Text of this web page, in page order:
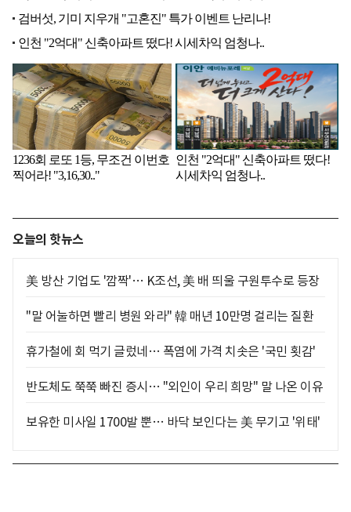
오늘의 핫뉴스
美 방산 기업도 '깜짝'… K조선, 美 배 띄울 구원투수로 등장
"말 어눌하면 빨리 병원 와라" 韓 매년 10만명 걸리는 질환
휴가철에 회 먹기 글렀네… 폭염에 가격 치솟은 '국민 횟감'
반도체도 쭉쭉 빠진 증시… "외인이 우리 희망" 말 나온 이유
보유한 미사일 1700발 뿐… 바닥 보인다는 美 무기고 '위태'